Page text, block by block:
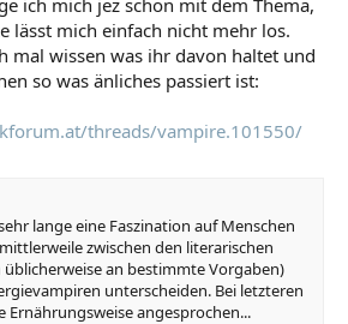
lässt mich einfach nicht mehr los.
mal wissen was ihr davon haltet und
so was änliches passiert ist:
threads/vampire.101550/
lange eine Faszination auf Menschen
zwischen den literarischen
an bestimmte Vorgaben)
unterscheiden. Bei letzteren
Ernährungsweise angesprochen...